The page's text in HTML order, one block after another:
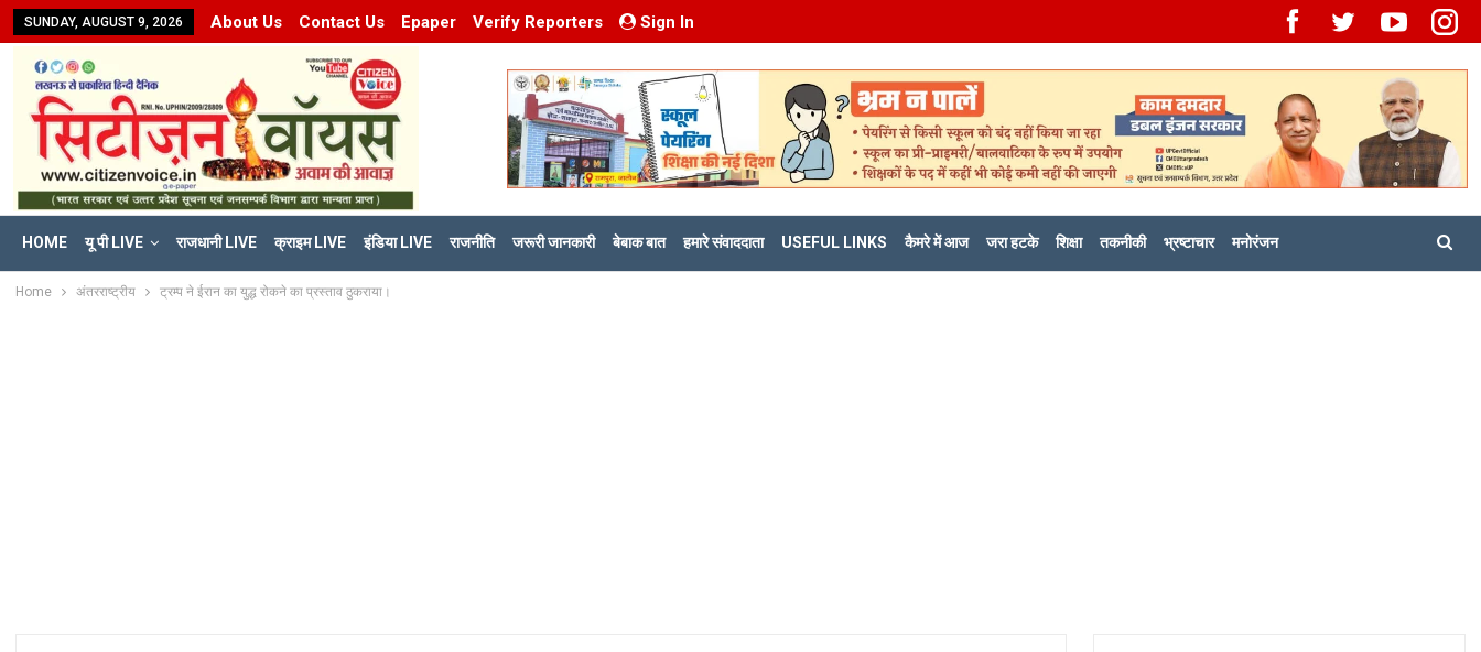
SUNDAY, AUGUST 9, 2026 About Us Contact Us Epaper Verify Reporters Sign In
HOME यू पी LIVE राजधानी LIVE क्राइम LIVE इंडिया LIVE राजनीति जरूरी जानकारी बेबाक बात हमारे संवाददाता USEFUL LINKS कैमरे में आज जरा हटके शिक्षा तकनीकी भ्रष्टाचार मनोरंजन
Home अंतरराष्ट्रीय ट्रम्प ने ईरान का युद्ध रोकने का प्रस्ताव ठुकराया।